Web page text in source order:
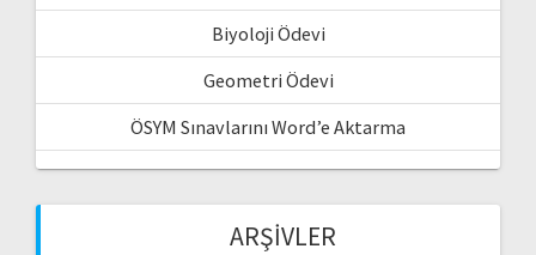
Biyoloji Ödevi
Geometri Ödevi
ÖSYM Sınavlarını Word’e Aktarma
ARŞIVLER